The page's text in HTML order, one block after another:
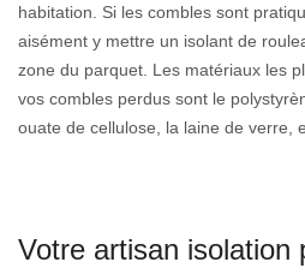
habitation. Si les combles sont
aisément y mettre un isolant de
zone du parquet. Les matériaux les
vos combles perdus sont le
ouate de cellulose, la laine de verre,
Votre artisan isolation